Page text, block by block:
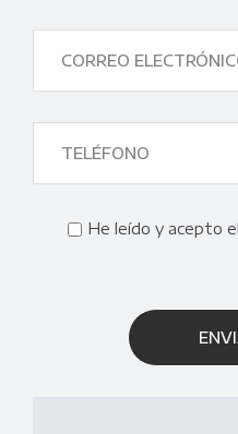
He leído y acepto el